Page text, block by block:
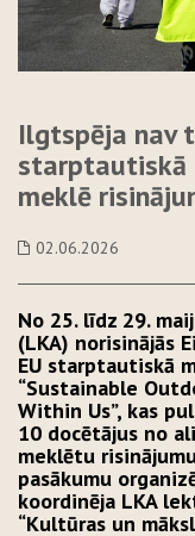
Ilgtspēja nav
starptautiskā
meklē
02.06.2026
No 25. līdz 29.
(LKA) norisinājās
EU starptautiskā
“Sustainable
Within Us”, kas
10 docētājus no
meklētu
pasākumu
koordinēja LKA
“Kultūras un